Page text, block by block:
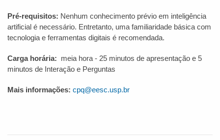
Pré-requisitos: Nenhum conhecimento prévio em inteligência
artificial é necessário. Entretanto, uma familiaridade básica com
tecnologia e ferramentas digitais é recomendada.
Carga horária: meia hora - 25 minutos de apresentação e 5
minutos de Interação e Perguntas
Mais informações: cpq@eesc.usp.br